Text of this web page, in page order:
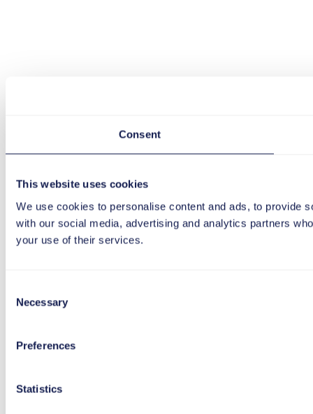
Consent
This website uses cookies
We use cookies to personalise content and ads, to provide
with our social media, advertising and analytics partners
your use of their services.
Selection
Necessary
Preferences
Statistics